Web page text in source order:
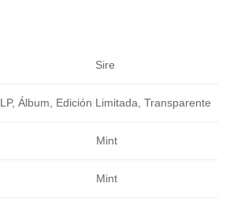
Sire
LP, Álbum, Edición Limitada, Transparente
Mint
Mint